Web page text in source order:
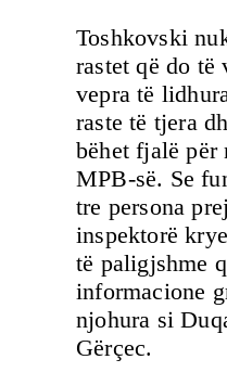
Toshkovski
rastet që do të
vepra të
raste të tjera
bëhet fjalë për
MPB-së. Se
tre persona
inspektorë
të paligjshme
informacione
njohura si
Gërçec.